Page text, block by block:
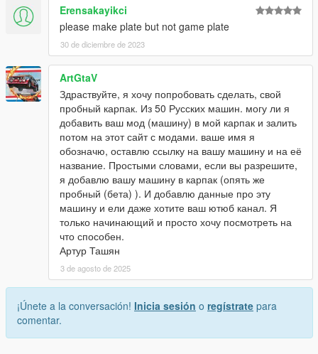
Erensakayikci
please make plate but not game plate
30 de diciembre de 2023
ArtGtaV
Здраствуйте, я хочу попробовать сделать, свой
пробный карпак. Из 50 Русских машин. могу ли я
добавить ваш мод (машину) в мой карпак и залить
потом на этот сайт с модами. ваше имя я
обозначю, оставлю ссылку на вашу машину и на её
название. Простыми словами, если вы разрешите,
я добавлю вашу машину в карпак (опять же
пробный (бета) ). И добавлю данные про эту
машину и ели даже хотите ваш ютюб канал. Я
только начинающий и просто хочу посмотреть на
что способен.
Артур Ташян
3 de agosto de 2025
¡Únete a la conversación! Inicia sesión o regístrate para
comentar.